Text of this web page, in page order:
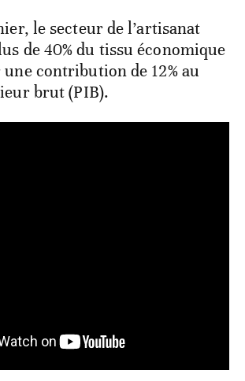
le secteur de l’artisanat
de 40% du tissu économique
contribution de 12% au
brut (PIB).